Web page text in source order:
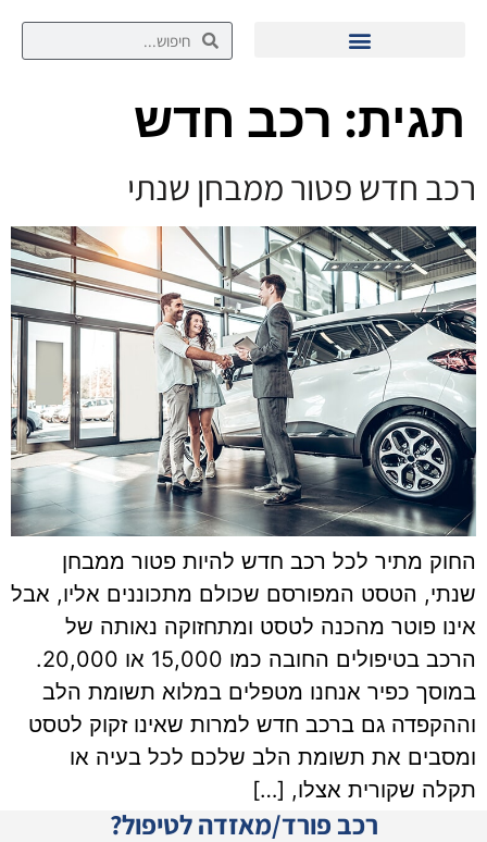
תגית: רכב חדש
רכב חדש פטור ממבחן שנתי
החוק מתיר לכל רכב חדש להיות פטור ממבחן
שנתי, הטסט המפורסם שכולם מתכוננים אליו, אבל
אינו פוטר מהכנה לטסט ומתחזוקה נאותה של
הרכב בטיפולים החובה כמו 15,000 או 20,000.
במוסך כפיר אנחנו מטפלים במלוא תשומת הלב
וההקפדה גם ברכב חדש למרות שאינו זקוק לטסט
ומסבים את תשומת הלב שלכם לכל בעיה או
תקלה שקורית אצלו, […]
רכב פורד/מאזדה לטיפול?